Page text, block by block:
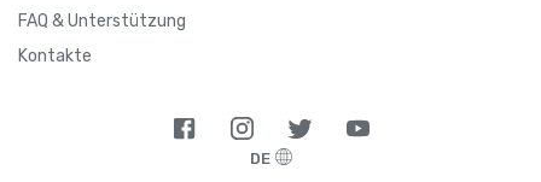
FAQ & Unterstützung
Kontakte
DE